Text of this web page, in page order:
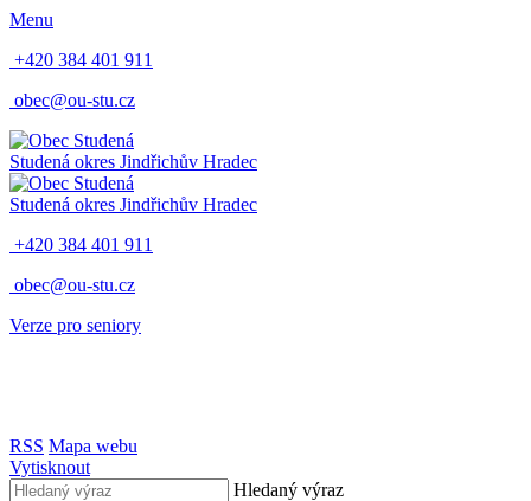
Menu
+420 384 401 911
obec@ou-stu.cz
Studená okres Jindřichův Hradec
Studená okres Jindřichův Hradec
+420 384 401 911
obec@ou-stu.cz
Verze pro seniory
RSS Mapa webu
Vytisknout
Hledaný výraz